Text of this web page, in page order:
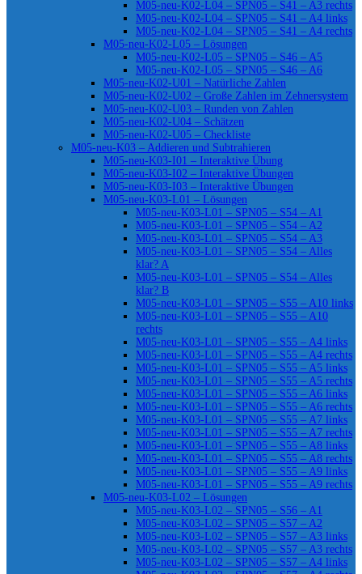
M05-neu-K02-L04 – SPN05 – S41 – A3 rechts
M05-neu-K02-L04 – SPN05 – S41 – A4 links
M05-neu-K02-L04 – SPN05 – S41 – A4 rechts
M05-neu-K02-L05 – Lösungen
M05-neu-K02-L05 – SPN05 – S46 – A5
M05-neu-K02-L05 – SPN05 – S46 – A6
M05-neu-K02-U01 – Natürliche Zahlen
M05-neu-K02-U02 – Große Zahlen im Zehnersystem
M05-neu-K02-U03 – Runden von Zahlen
M05-neu-K02-U04 – Schätzen
M05-neu-K02-U05 – Checkliste
M05-neu-K03 – Addieren und Subtrahieren
M05-neu-K03-I01 – Interaktive Übung
M05-neu-K03-I02 – Interaktive Übungen
M05-neu-K03-I03 – Interaktive Übungen
M05-neu-K03-L01 – Lösungen
M05-neu-K03-L01 – SPN05 – S54 – A1
M05-neu-K03-L01 – SPN05 – S54 – A2
M05-neu-K03-L01 – SPN05 – S54 – A3
M05-neu-K03-L01 – SPN05 – S54 – Alles
klar? A
M05-neu-K03-L01 – SPN05 – S54 – Alles
klar? B
M05-neu-K03-L01 – SPN05 – S55 – A10 links
M05-neu-K03-L01 – SPN05 – S55 – A10
rechts
M05-neu-K03-L01 – SPN05 – S55 – A4 links
M05-neu-K03-L01 – SPN05 – S55 – A4 rechts
M05-neu-K03-L01 – SPN05 – S55 – A5 links
M05-neu-K03-L01 – SPN05 – S55 – A5 rechts
M05-neu-K03-L01 – SPN05 – S55 – A6 links
M05-neu-K03-L01 – SPN05 – S55 – A6 rechts
M05-neu-K03-L01 – SPN05 – S55 – A7 links
M05-neu-K03-L01 – SPN05 – S55 – A7 rechts
M05-neu-K03-L01 – SPN05 – S55 – A8 links
M05-neu-K03-L01 – SPN05 – S55 – A8 rechts
M05-neu-K03-L01 – SPN05 – S55 – A9 links
M05-neu-K03-L01 – SPN05 – S55 – A9 rechts
M05-neu-K03-L02 – Lösungen
M05-neu-K03-L02 – SPN05 – S56 – A1
M05-neu-K03-L02 – SPN05 – S57 – A2
M05-neu-K03-L02 – SPN05 – S57 – A3 links
M05-neu-K03-L02 – SPN05 – S57 – A3 rechts
M05-neu-K03-L02 – SPN05 – S57 – A4 links